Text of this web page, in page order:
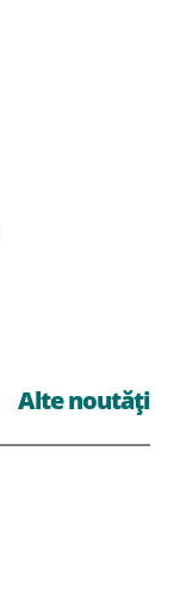
Alte noutăți